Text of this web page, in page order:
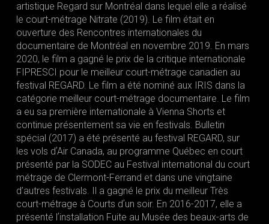
artistique Regard sur Montréal dans lequel elle a réalisé
le court-métrage Nitrate (2019). Le film était en
ouverture des Rencontres internationales du
documentaire de Montréal en novembre 2019. En mars
2020, le film a gagné le prix de la critique internationale
FIPRESCI pour le meilleur court-métrage canadien au
festival REGARD. Le film a été nominé aux IRIS dans la
catégorie meilleur court-métrage documentaire. Le film
a eu sa première internationale à Vienna Shorts et
continue présentement sa vie en festivals. Bulletin
spécial (2017) a été présenté au festival REGARD, sur
les vols dʼAir Canada, au programme Québec en court
présenté par la SODEC au Festival international du court
métrage de Clermont-Ferrand et dans une vingtaine
d’autres festivals. Il a gagné le prix du meilleur Très
court-métrage à Courts dʼun soir. En 2016-2017, elle a
présenté lʼinstallation Fuite au Musée des beaux-arts de